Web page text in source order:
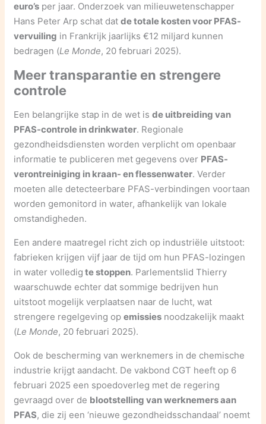
euro’s per jaar. Onderzoek van milieuwetenschapper
Hans Peter Arp schat datde totale kosten voor PFAS-
vervuiling in Frankrijk jaarlijks €12 miljard kunnen
bedragen (Le Monde, 20 februari 2025).
Meer transparantie en strengere
controle
Een belangrijke stap in de wet isde uitbreiding van
PFAS-controle in drinkwater. Regionale
gezondheidsdiensten worden verplicht om openbaar
informatie te publiceren met gegevens over PFAS-
verontreiniging in kraan- en flessenwater. Verder
moeten alle detecteerbare PFAS-verbindingen voortaan
worden gemonitord in water, afhankelijk van lokale
omstandigheden.
Een andere maatregel richt zich op industriële uitstoot:
fabrieken krijgen vijf jaar de tijd om hun PFAS-lozingen
in water volledig te stoppen. Parlementslid Thierry
waarschuwde echter dat sommige bedrijven hun
uitstoot mogelijk verplaatsen naar de lucht, wat
strengere regelgeving opemissies noodzakelijk maakt
(Le Monde, 20 februari 2025).
Ook de bescherming van werknemers in de chemische
industrie krijgt aandacht. De vakbond CGT heeft op 6
februari 2025 een spoedoverleg met de regering
gevraagd over de blootstelling van werknemers aan
PFAS, die zij een ‘nieuwe gezondheidsschandaal’ noemt